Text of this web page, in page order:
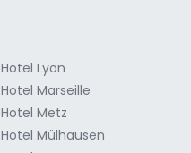
Hotel Lyon
Hotel Marseille
Hotel Metz
Hotel Mülhausen